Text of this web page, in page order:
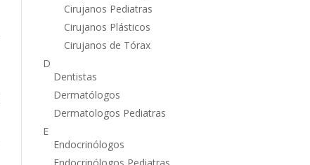
Cirujanos Pediatras
Cirujanos Plásticos
Cirujanos de Tórax
D
Dentistas
Dermatólogos
Dermatologos Pediatras
E
Endocrinólogos
Endocrinólogos Pediatras